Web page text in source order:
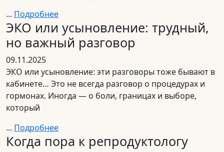
... Подробнее
ЭКО или усыновление: трудный,
но важный разговор
09.11.2025
ЭКО или усыновление: эти разговоры тоже бывают в
кабинете… Это не всегда разговор о процедурах и
гормонах. Иногда — о боли, границах и выборе,
который
... Подробнее
Когда пора к репродуктологу